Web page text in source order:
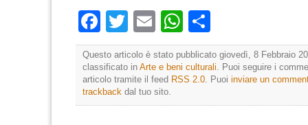
Facebook
TwitterEmailWhatsApp
Questo articolo è stato pubblicato giovedì, 8 Febbraio
classificato in Arte e beni culturali. Puoi seguire i
articolo tramite il feed RSS 2.0. Puoi inviare un
trackback dal tuo sito.